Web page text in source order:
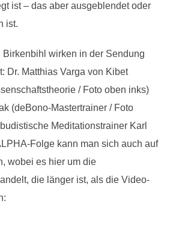
ist – das aber ausgeblendet oder
ist.
Birkenbihl wirken in der Sendung
Dr. Matthias Varga von Kibet
/ Foto oben inks)
(deBono-Mastertrainer / Foto
Meditationstrainer Karl
Folge kann man sich auch auf
wobei es hier um die
die länger ist, als die Video-